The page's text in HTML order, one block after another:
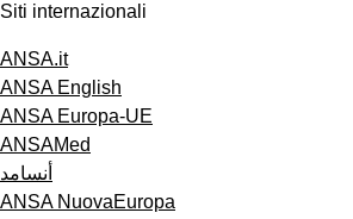
Siti internazionali
ANSA.it
ANSA English
ANSA Europa-UE
ANSAMed
أنسامد
ANSA NuovaEuropa